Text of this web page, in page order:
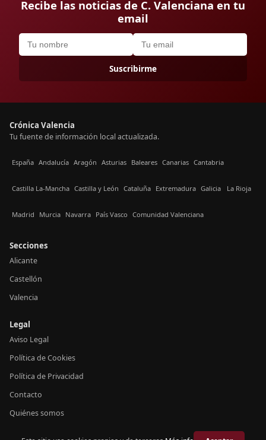
Recibe las noticias de C. Valenciana en tu
email
Suscribirme
Crónica Valencia
Tu fuente de información local actualizada.
España Andalucía Aragón Asturias Baleares Canarias Cantabria
Castilla La-Mancha Castilla y León Cataluña Extremadura Galicia La Rioja
Madrid Murcia Navarra País Vasco Comunidad Valenciana
Secciones
Alicante
Castellón
Valencia
Legal
Aviso Legal
Política de Cookies
Política de Privacidad
Contacto
Quiénes somos